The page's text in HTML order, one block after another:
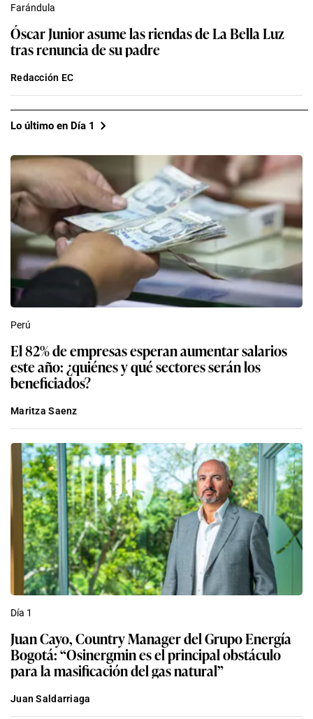
Farándula
Óscar Junior asume las riendas de La Bella Luz
tras renuncia de su padre
Redacción EC
Lo último en Día 1
Perú
El 82% de empresas esperan aumentar salarios
este año: ¿quiénes y qué sectores serán los
beneficiados?
Maritza Saenz
Día 1
Juan Cayo, Country Manager del Grupo Energía
Bogotá: “Osinergmin es el principal obstáculo
para la masificación del gas natural”
Juan Saldarriaga